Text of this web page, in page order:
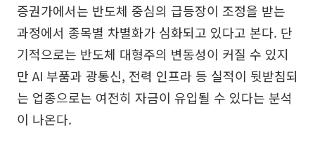
증권가에서는 반도체 중심의 급등장이 조정을 받는
과정에서 종목별 차별화가 심화되고 있다고 본다. 단
기적으로는 반도체 대형주의 변동성이 커질 수 있지
만 AI 부품과 광통신, 전력 인프라 등 실적이 뒷받침되
는 업종으로는 여전히 자금이 유입될 수 있다는 분석
이 나온다.